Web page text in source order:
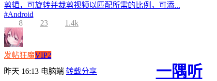
剪辑，可旋转并裁剪视频以匹配所需的比例，可添...
#Android
8
23 1.4k
发帖狂魔VIP2
昨天 16:13 电脑端 转载分享
一隅听